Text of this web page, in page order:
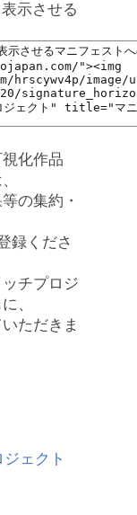
示させる
化作品
の集約・
録くださ
チプロジ
、
ただきま